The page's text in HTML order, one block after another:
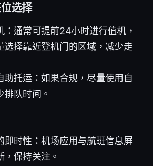
选择
：通常可提前24小时进行值机，
选择靠近登机门的区域，减少走
助托运：如果合规，尽量使用自
排队时间。
即时性：机场应用与航班信息屏
，保持关注。